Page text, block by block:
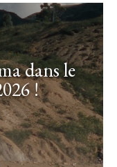
dans le
!